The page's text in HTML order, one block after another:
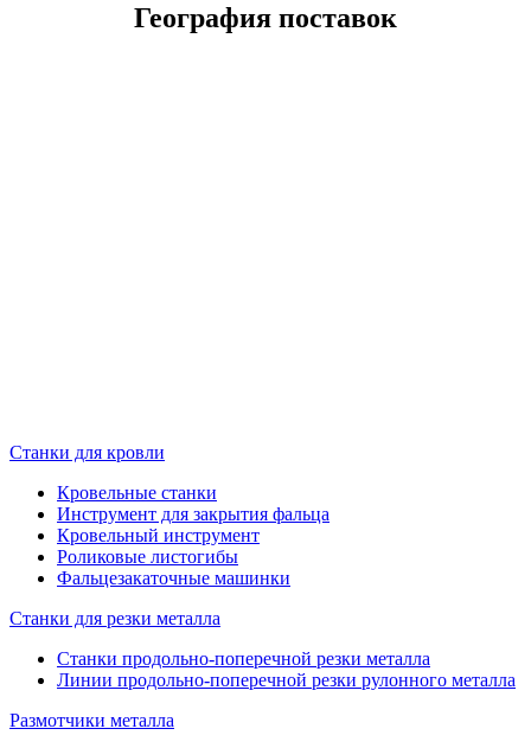
География поставок
Станки для кровли
Кровельные станки
Инструмент для закрытия фальца
Кровельный инструмент
Роликовые листогибы
Фальцезакаточные машинки
Станки для резки металла
Станки продольно-поперечной резки металла
Линии продольно-поперечной резки рулонного металла
Размотчики металла